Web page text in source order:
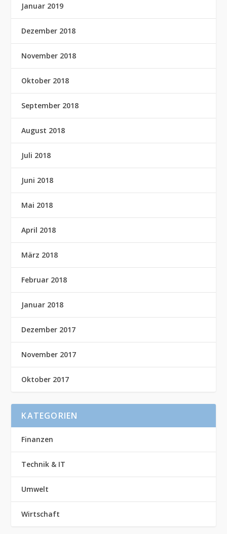
Januar 2019
Dezember 2018
November 2018
Oktober 2018
September 2018
August 2018
Juli 2018
Juni 2018
Mai 2018
April 2018
März 2018
Februar 2018
Januar 2018
Dezember 2017
November 2017
Oktober 2017
KATEGORIEN
Finanzen
Technik & IT
Umwelt
Wirtschaft